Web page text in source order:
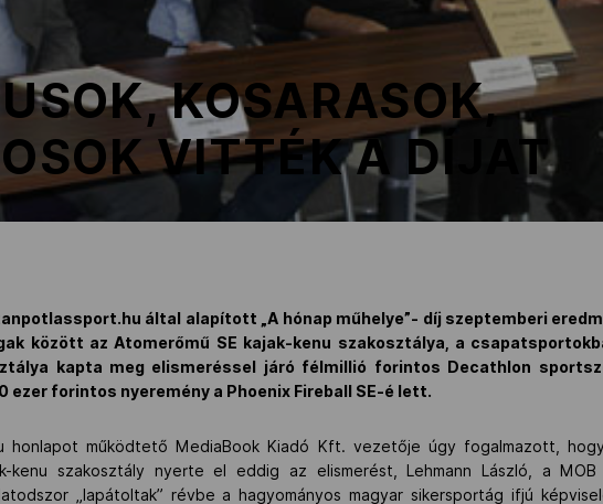
KOSARASOK,
VITTÉK A DÍJAT
által alapított „A hónap műhelye”- díj szeptemberi
között az Atomerőmű SE kajak-kenu szakosztálya, a
kapta meg elismeréssel járó félmillió forintos Decathlon
ezer forintos nyeremény a Phoenix Fireball SE-é lett.
honlapot működtető MediaBook Kiadó Kft. vezetője úgy fogalmazott,
kenu szakosztály nyerte el eddig az elismerést, Lehmann László, a MOB
„lapátoltak” révbe a hagyományos magyar sikersportág ifjú